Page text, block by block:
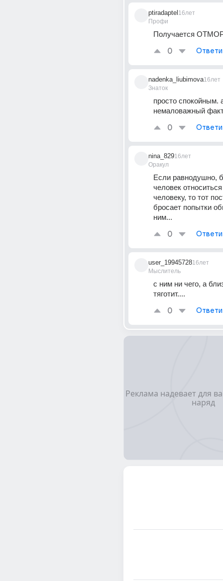
ptiradaptel
Профи
16лет
Получается
0
nadenka_liubimova
Знаток
16лет
просто спокойным.
немаловажный
0
nina_829
Оракул
16лет
Если равнодушно,
человек
человеку, то тот
бросает попытки
ним...
0
user_19945728
Мыслитель
16лет
с ним ни чего, а
тяготит....
0